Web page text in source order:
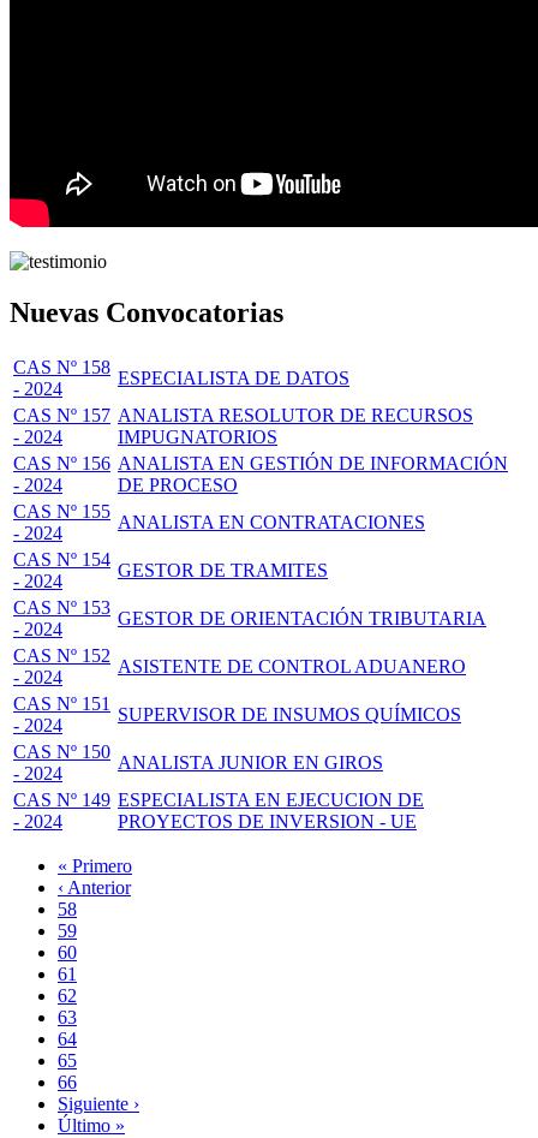
Nuevas Convocatorias
CAS Nº 158
- 2024
ESPECIALISTA DE DATOS
CAS Nº 157
- 2024
ANALISTA RESOLUTOR DE RECURSOS
IMPUGNATORIOS
CAS Nº 156
- 2024
ANALISTA EN GESTIÓN DE INFORMACIÓN
DE PROCESO
CAS Nº 155
- 2024
ANALISTA EN CONTRATACIONES
CAS Nº 154
- 2024
GESTOR DE TRAMITES
CAS Nº 153
- 2024
GESTOR DE ORIENTACIÓN TRIBUTARIA
CAS Nº 152
- 2024
ASISTENTE DE CONTROL ADUANERO
CAS Nº 151
- 2024
SUPERVISOR DE INSUMOS QUÍMICOS
CAS Nº 150
- 2024
ANALISTA JUNIOR EN GIROS
CAS Nº 149
- 2024
ESPECIALISTA EN EJECUCION DE
PROYECTOS DE INVERSION - UE
Paginación
Primera
página
« Primero
Página
anterior
‹ Anterior
Page
58
Page
59
Page
60
Page
61
Página
actual
62
Page
63
Page
64
Page
65
Page
66
Siguiente
página
Siguiente ›
Última
Último »